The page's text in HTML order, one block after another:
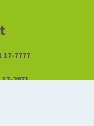
17-7777
17-2971